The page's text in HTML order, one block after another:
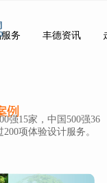
务
丰德资讯
强15家，中国500强36
项体验设计服务。